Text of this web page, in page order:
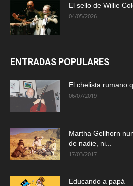
El sello de Willie
04/05/2026
ENTRADAS POPULARES
El chelista rumano
06/07/2019
Martha Gellhorn
de nadie, ni...
17/03/2017
Educando a papá